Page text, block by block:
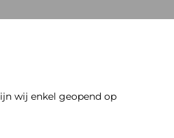
wij enkel geopend op